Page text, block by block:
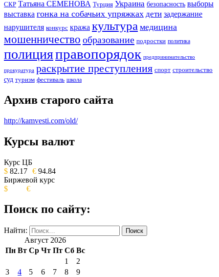
СКР Татьяна СЕМЕНОВА Турция Украина безопасность выборы
выставка гонка на собачьих упряжках дети задержание
нарушителя конкурс кража культура медицина
мошенничество образование подростки политика
полицияправопорядок предпринимательство
прокуратура раскрытие преступления спорт строительство
суд туризм фестиваль школа
Архив старого сайта
http://kamvesti.com/old/
ОБЩЕСТВЕННО-ПОЛИТИЧЕСКОЕ
ИЗДАНИЕ КАМЧАТСКОГО КРАЯ.
Курсы валют
Курс ЦБ
$ 82.17 € 94.84
Биржевой курс
$
€
Поиск по сайту:
Найти:
Август 2026
Пн Вт Ср Чт Пт Сб Вс
1
2
3
4 5 6 7 8
9